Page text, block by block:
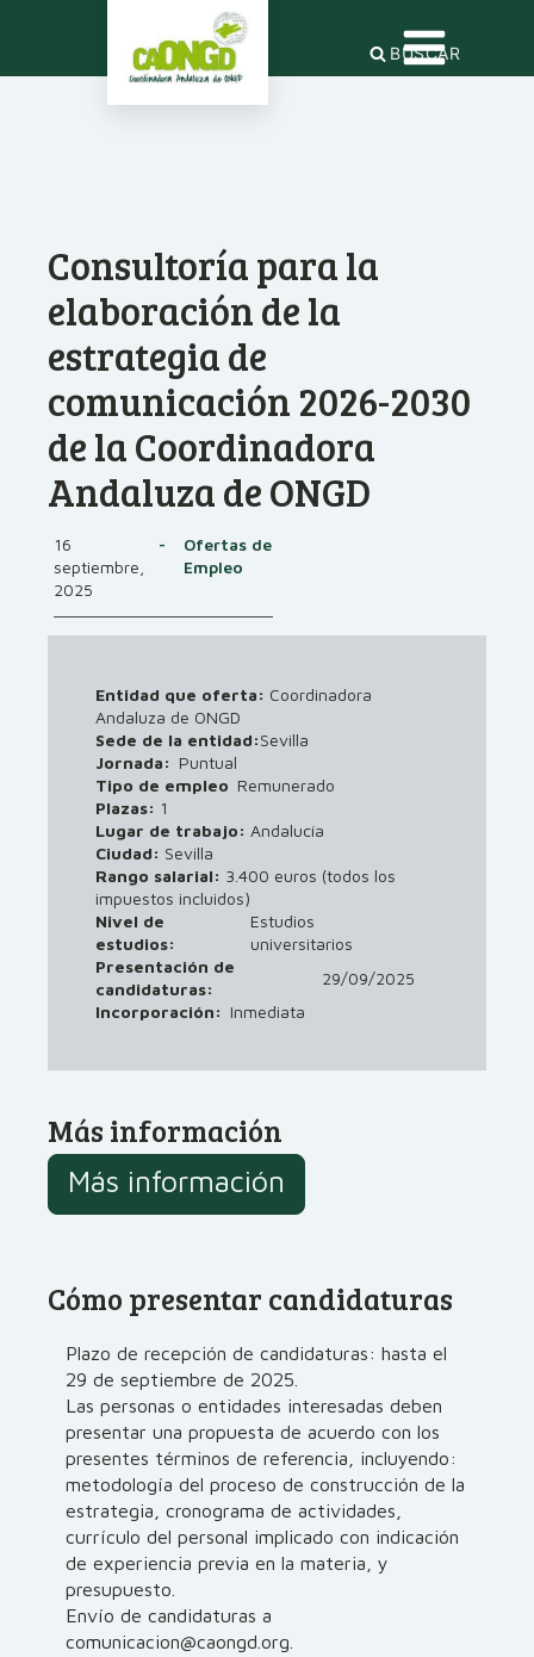
BUSCAR
Consultoría para la
elaboración de la
estrategia de
comunicación 2026-2030
de la Coordinadora
Andaluza de ONGD
16
septiembre,
2025
-
Ofertas de
Empleo
Entidad que oferta: Coordinadora
Andaluza de ONGD
Sede de la entidad:Sevilla
Jornada: Puntual
Tipo de empleo Remunerado
Plazas: 1
Lugar de trabajo: Andalucía
Ciudad: Sevilla
Rango salarial: 3.400 euros (todos los
impuestos incluidos)
Nivel de
estudios:
Estudios
universitarios
Presentación de
candidaturas:
29/09/2025
Incorporación: Inmediata
Más información
Más información
Cómo presentar candidaturas
Plazo de recepción de candidaturas: hasta el
29 de septiembre de 2025.
Las personas o entidades interesadas deben
presentar una propuesta de acuerdo con los
presentes términos de referencia, incluyendo:
metodología del proceso de construcción de la
estrategia, cronograma de actividades,
currículo del personal implicado con indicación
de experiencia previa en la materia, y
presupuesto.
Envío de candidaturas a
comunicacion@caongd.org.